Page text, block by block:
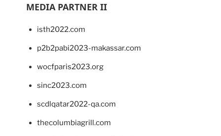
MEDIA PARTNER II
isth2022.com
p2b2pabi2023-makassar.com
wocfparis2023.org
sinc2023.com
scdlqatar2022-qa.com
thecolumbiagrill.com